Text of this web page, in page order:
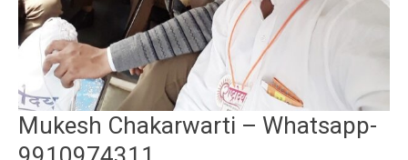
Mukesh Chakarwarti – Whatsapp-